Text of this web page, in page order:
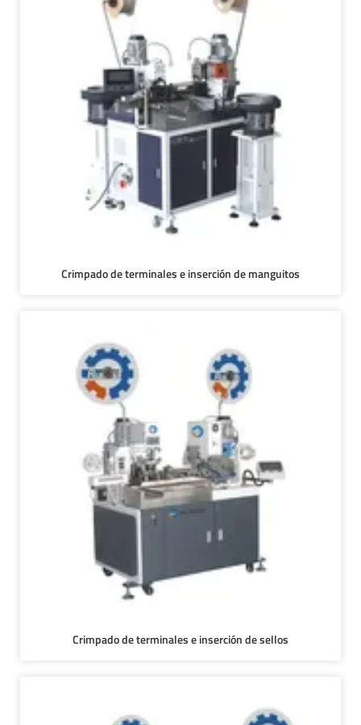
Crimpado de terminales e inserción de manguitos
Crimpado de terminales e inserción de sellos